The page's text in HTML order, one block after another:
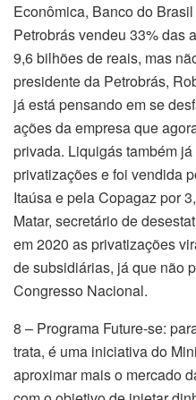
Econômica, Banco do
Petrobrás vendeu 33% das
9,6 bilhões de reais, mas
presidente da Petrobrás,
já está pensando em se
ações da empresa que
privada. Liquigás também
privatizações e foi vendida
Itaúsa e pela Copagaz por
Matar, secretário de
em 2020 as privatizações
de subsidiárias, já que não
Congresso Nacional.
8 – Programa Future-se:
trata, é uma iniciativa do
aproximar mais o mercado